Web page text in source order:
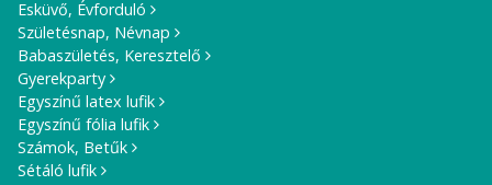
Esküvő, Évforduló
Születésnap, Névnap
Babaszületés, Keresztelő
Gyerekparty
Egyszínű latex lufik
Egyszínű fólia lufik
Számok, Betűk
Sétáló lufik